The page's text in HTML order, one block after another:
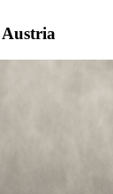
Austria